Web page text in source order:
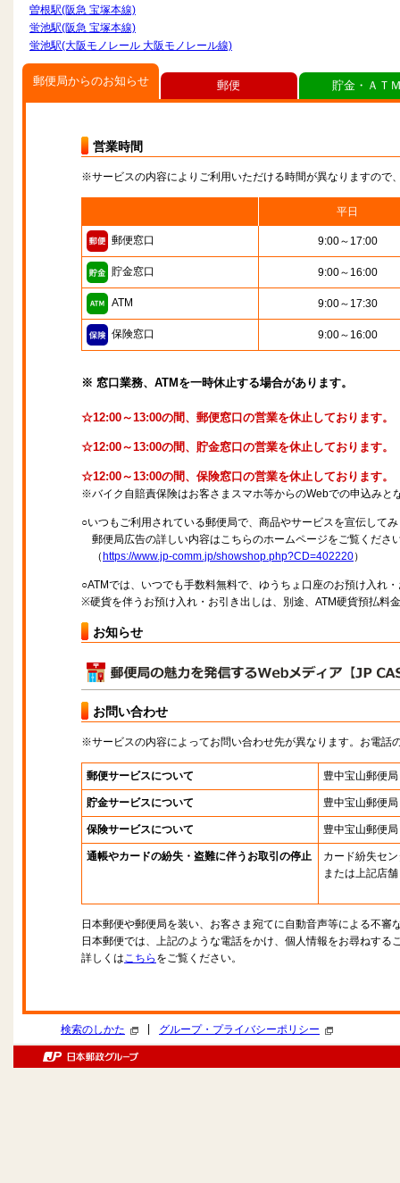
曽根駅(阪急 宝塚本線)
蛍池駅(阪急 宝塚本線)
蛍池駅(大阪モノレール 大阪モノレール線)
郵便局からのお知らせ
営業時間
※サービスの内容によりご利用いただける時間が異なりますので
平日
郵便窓口 9:00～17:00
貯金窓口 9:00～16:00
ATM 9:00～17:30
保険窓口 9:00～16:00
※ 窓口業務、ATMを一時休止する場合があります。
☆12:00～13:00の間、郵便窓口の営業を休止しております。
☆12:00～13:00の間、貯金窓口の営業を休止しております。
☆12:00～13:00の間、保険窓口の営業を休止しております。
※バイク自賠責保険はお客さまスマホ等からのWebでの申込みと
○いつもご利用されている郵便局で、商品やサービスを宣伝して
郵便局広告の詳しい内容はこちらのホームページをご覧くださ
（ https://www.jp-comm.jp/showshop.php?CD=402220）
○ATMでは、いつでも手数料無料で、ゆうちょ口座のお預け入れ
※硬貨を伴うお預け入れ・お引き出しは、別途、ATM硬貨預払料
お知らせ
お問い合わせ
※サービスの内容によってお問い合わせ先が異なります。お電話
郵便サービスについて 豊中宝山郵便局
貯金サービスについて 豊中宝山郵便局
保険サービスについて 豊中宝山郵便局
通帳やカードの紛失・盗難に伴うお取引の停止
カード紛失セ
または上記店舗
日本郵便や郵便局を装い、お客さま宛てに自動音声等による不審
日本郵便では、上記のような電話をかけ、個人情報をお尋ねする
詳しくはこちら をご覧ください。
郵便 貯金・ＡＴ
検索のしかた グループ・プライバシーポリシー